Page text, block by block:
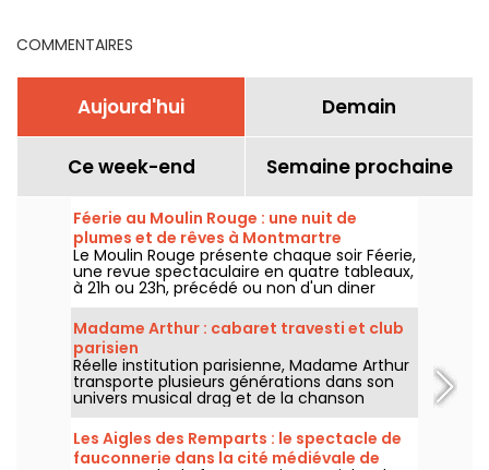
COMMENTAIRES
Aujourd'hui Demain
Ce week-end Semaine prochaine
Féerie au Moulin Rouge : une nuit de
plumes et de rêves à Montmartre
Le Moulin Rouge présente chaque soir Féerie,
une revue spectaculaire en quatre tableaux,
à 21h ou 23h, précédé ou non d'un diner
imaginé par leur chef.
Madame Arthur : cabaret travesti et club
parisien
Réelle institution parisienne, Madame Arthur
transporte plusieurs générations dans son
univers musical drag et de la chanson
française !
Les Aigles des Remparts : le spectacle de
fauconnerie dans la cité médiévale de